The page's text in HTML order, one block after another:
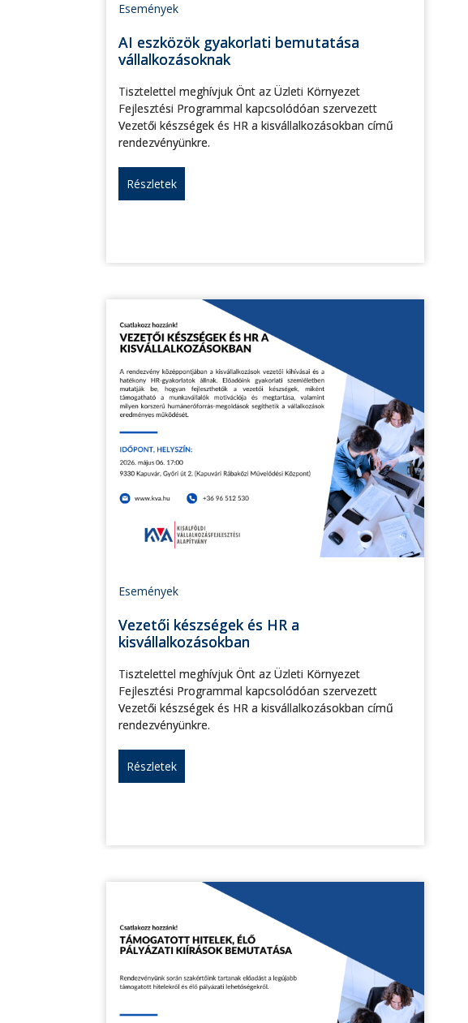
Események
AI eszközök gyakorlati bemutatása
vállalkozásoknak
Tisztelettel meghívjuk Önt az Üzleti Környezet
Fejlesztési Programmal kapcsolódóan szervezett
Vezetői készségek és HR a kisvállalkozásokban című
rendezvényünkre.
Részletek
Események
Vezetői készségek és HR a
kisvállalkozásokban
Tisztelettel meghívjuk Önt az Üzleti Környezet
Fejlesztési Programmal kapcsolódóan szervezett
Vezetői készségek és HR a kisvállalkozásokban című
rendezvényünkre.
Részletek